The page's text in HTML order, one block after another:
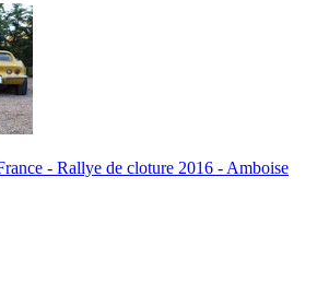
- Rallye de cloture 2016 - Amboise